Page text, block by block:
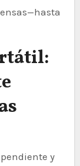
y